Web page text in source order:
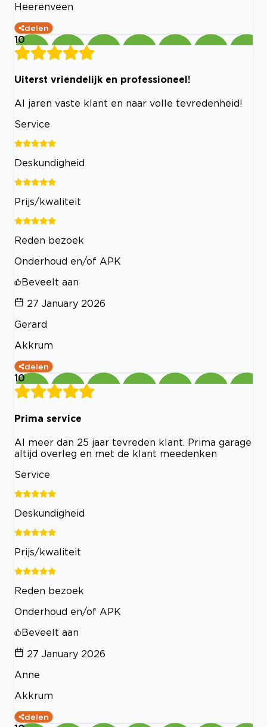
Heerenveen
delen
10
Uiterst vriendelijk en professioneel!
Al jaren vaste klant en naar volle tevredenheid!
Service
Deskundigheid
Prijs/kwaliteit
Reden bezoek
Onderhoud en/of APK
Beveelt aan
27 January 2026
Gerard
Akkrum
delen
10
Prima service
Al meer dan 25 jaar tevreden klant. Prima garage
altijd overleg en met de klant meedenken
Service
Deskundigheid
Prijs/kwaliteit
Reden bezoek
Onderhoud en/of APK
Beveelt aan
27 January 2026
Anne
Akkrum
delen